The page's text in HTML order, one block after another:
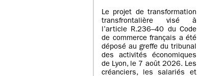
Le projet de transformation
transfrontalière visé à
l’article R.236–40 du Code
de commerce français a été
déposé au greffe du tribunal
des activités économiques
de Lyon, le 7 août 2026. Les
créanciers, les salariés et